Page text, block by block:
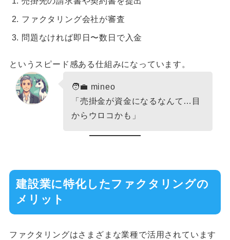
ファクタリング会社が審査
問題なければ即日〜数日で入金
というスピード感ある仕組みになっています。
🧑‍💼 mineo
「売掛金が資金になるなんて…目
からウロコかも」
建設業に特化したファクタリングの
メリット
ファクタリングはさまざまな業種で活用されています